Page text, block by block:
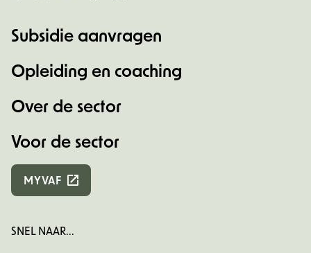
Subsidie aanvragen
Opleiding en coaching
Over de sector
Voor de sector
MYVAF
SNEL NAAR...